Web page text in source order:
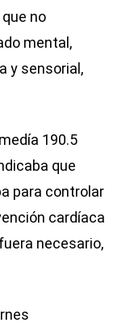
no
mental,
y sensorial,
190.5
que
para controlar
cardíaca
necesario,